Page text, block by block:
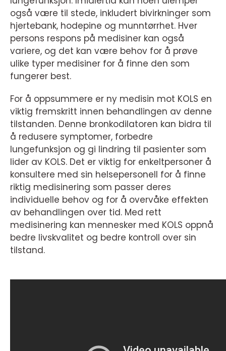
også være til stede, inkludert bivirkninger som
hjertebank, hodepine og munntørrhet. Hver
persons respons på medisiner kan også
variere, og det kan være behov for å prøve
ulike typer medisiner for å finne den som
fungerer best.
For å oppsummere er ny medisin mot KOLS en
viktig fremskritt innen behandlingen av denne
tilstanden. Denne bronkodilatoren kan bidra til
å redusere symptomer, forbedre
lungefunksjon og gi lindring til pasienter som
lider av KOLS. Det er viktig for enkeltpersoner å
konsultere med sin helsepersonell for å finne
riktig medisinering som passer deres
individuelle behov og for å overvåke effekten
av behandlingen over tid. Med rett
medisinering kan mennesker med KOLS oppnå
bedre livskvalitet og bedre kontroll over sin
tilstand.